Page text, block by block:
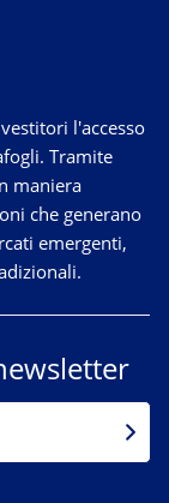
l'accesso
Tramite
maniera
che generano
emergenti,